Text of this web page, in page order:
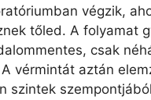
végzik,
tőled. A folyamat
csak
vérmintát aztán
szintek